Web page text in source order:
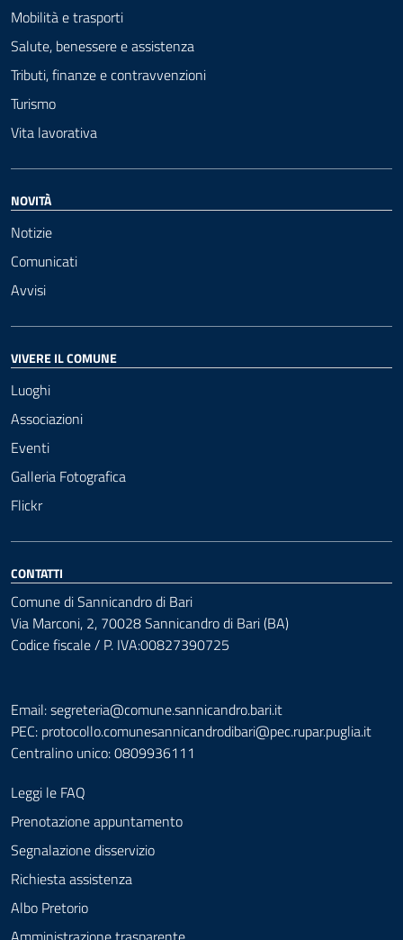
Mobilità e trasporti
Salute, benessere e assistenza
Tributi, finanze e contravvenzioni
Turismo
Vita lavorativa
NOVITÀ
Notizie
Comunicati
Avvisi
VIVERE IL COMUNE
Luoghi
Associazioni
Eventi
Galleria Fotografica
Flickr
CONTATTI
Comune di Sannicandro di Bari
Via Marconi, 2, 70028 Sannicandro di Bari (BA)
Codice fiscale / P. IVA:00827390725
Email: segreteria@comune.sannicandro.bari.it
PEC: protocollo.comunesannicandrodibari@pec.rupar.puglia.it
Centralino unico: 0809936111
Leggi le FAQ
Prenotazione appuntamento
Segnalazione disservizio
Richiesta assistenza
Albo Pretorio